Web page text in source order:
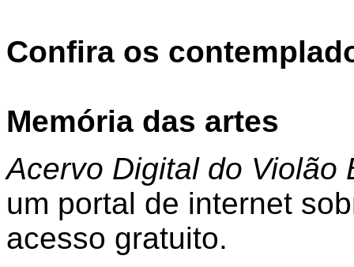
Confira os
Memória das artes
Acervo Digital do Violão
um portal de internet
acesso gratuito.